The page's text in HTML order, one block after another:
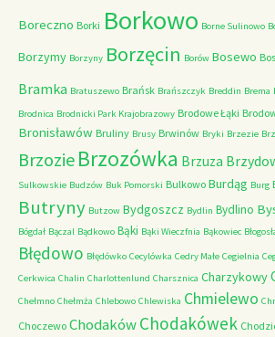
Boreczno Borki Borkowo Borne Sulinowo
Borzymy Borzyny Borzęcin Borów Bosewo
Bramka Bratuszewo Brańsk Brańszczyk Breddin Brema
Brodnica Brodnicki Park Krajobrazowy Brodowe Łąki
Bronisławów Bruliny Brusy Brwinów Bryki Brzezie
Brzozie Brzozówka Brzuza
Sulkowskie Budzów Buk Pomorski Bulkowo Burdąg Burg
Butryny Butzow Bydgoszcz Bydlin Bydlino
Bógdał Bączal Bądkowo Bąki Bąki Wieczfnia Bąkowiec
Błędowo Błędówko Cecylówka Cedry Małe Cegielnia
Cerkwica Chalin Charlottenlund Charsznica Charzykowy
Chełmno Chełmża Chlebowo Chlewiska Chmielewo
Choczewo ChodakówChodakówek